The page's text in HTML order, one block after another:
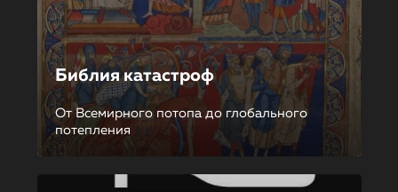
Библия катастроф
От Всемирного потопа до глобального
потепления